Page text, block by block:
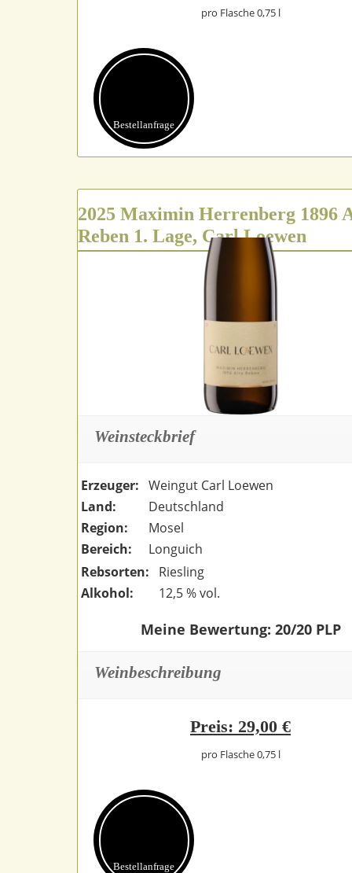
pro Flasche 0,75 l
Bestell­anfrage
2025 Maximin Herrenberg 1896
Reben 1. Lage, Carl Loewen
Weinsteckbrief
Erzeuger:
Weingut Carl Loewen
Land:
Deutschland
Region:
Mosel
Bereich:
Longuich
Rebsorten:
Riesling
Alkohol:
12,5 % vol.
Meine Bewertung: 20/20 PLP
Weinbeschreibung
Preis: 29,00 €
pro Flasche 0,75 l
Bestell­anfrage